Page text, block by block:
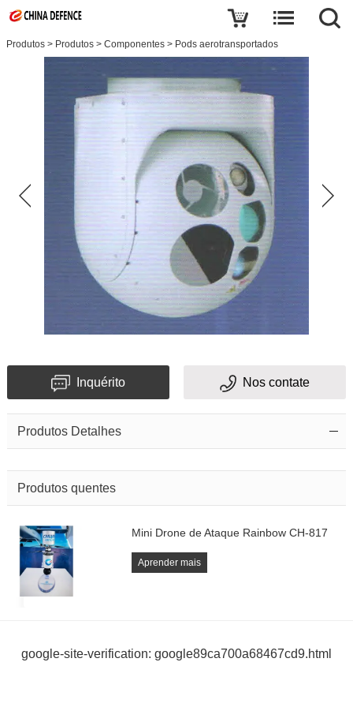
Produtos > Produtos > Componentes > Pods aerotransportados
Inquérito Nos contate
Produtos Detalhes
Produtos quentes
Mini Drone de Ataque Rainbow CH-817
Aprender mais
google-site-verification: google89ca700a68467cd9.html